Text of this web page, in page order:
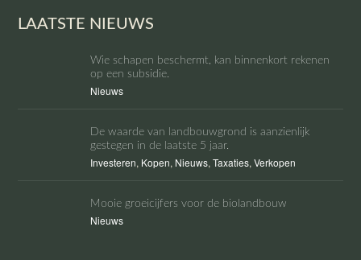
LAATSTE NIEUWS
Wie schapen beschermt, kan binnenkort rekenen
op een subsidie.
Nieuws
De waarde van landbouwgrond is aanzienlijk
gestegen in de laatste 5 jaar.
Investeren, Kopen, Nieuws,Taxaties,Verkopen
Mooie groeicijfers voor de biolandbouw
Nieuws